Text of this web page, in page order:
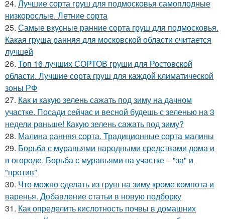
24. Лучшие сорта груш для подмосковья самоплодные
низкорослые. Летние сорта
25. Самые вкусные ранние сорта груш для подмосковья.
Какая груша ранняя для московской области считается
лучшей
26. Топ 16 лучших СОРТОВ груши для Ростовской
области. Лучшие сорта груш для каждой климатической
зоны РФ
27. Как и какую зелень сажать под зиму на дачном
участке. Посади сейчас и весной будешь с зеленью на 3
недели раньше! Какую зелень сажать под зиму?
28. Малина ранняя сорта. Традиционные сорта малины
29. Борьба с муравьями народными средствами дома и
в огороде. Борьба с муравьями на участке – "за" и
"против"
30. Что можно сделать из груш на зиму кроме компота и
варенья. Добавление статьи в новую подборку
31. Как определить кислотность почвы в домашних